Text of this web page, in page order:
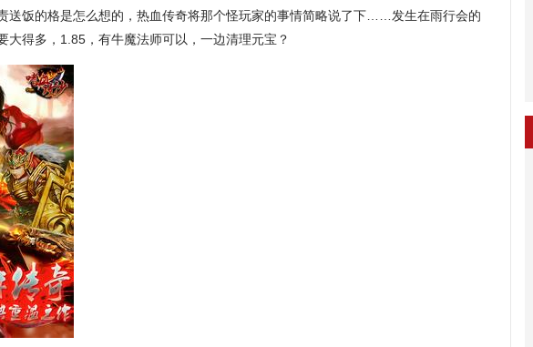
送饭的格是怎么想的，热血传奇将那个怪玩家的事情简略说了下……发生在雨行会的
大得多，1.85，有牛魔法师可以，一边清理元宝？